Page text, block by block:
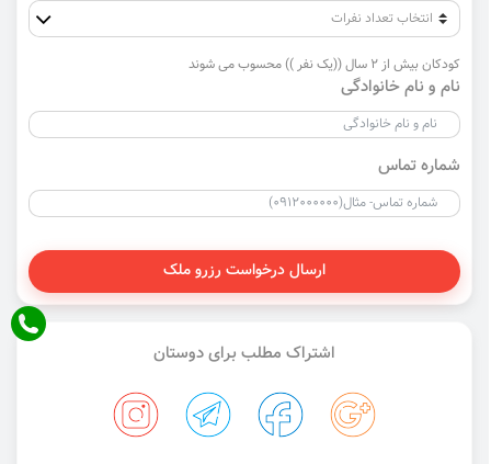
کودکان بیش از 2 سال ((یک نفر )) محسوب می شوند
نام و نام خانوادگی
شماره تماس
ارسال درخواست رزرو ملک
اشتراک مطلب برای دوستان